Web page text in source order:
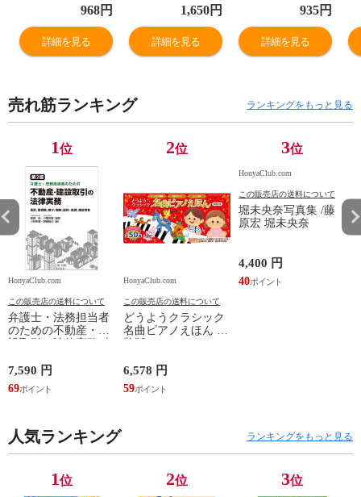
968円
詳細を見る
きた /養老孟司
鵜飼哲夫
1,650円
詳細を見る
935円
詳細を見る
売れ筋ランキング ランキングをもっと見る
1位
HonyaClub.com
この販売店の送料について
弁護士・法務担当者
のための不動産・建
開発、設計・監理、
建設請負 第２版 /富
田裕 小里佳嵩
7,590 円
69
2位
HonyaClub.com
この販売店の送料について
どうようクラシック
名曲ピアノえほん 新
ワシマミワコ
6,578 円
59
3位
HonyaClub.com
この販売店の送料について
堀未央奈写真集 /藤
原宏 堀未央奈
4,400 円
40
人気ランキング ランキングをもっと見る
1位 2位 3位